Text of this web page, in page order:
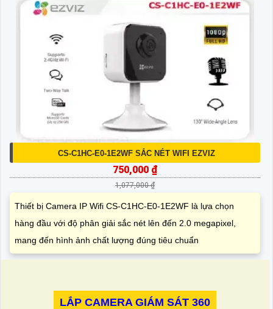
CS-C1HC-E0-1E2WF SẮC NÉT WIFI EZVIZ
750,000 ₫
1,077,000 ₫
Thiết bị Camera IP Wifi CS-C1HC-E0-1E2WF là lựa chọn
hàng đầu với độ phân giải sắc nét lên đến 2.0 megapixel,
mang đến hình ảnh chất lượng đúng tiêu chuẩn
LẮP CAMERA GIÁM SÁT 360